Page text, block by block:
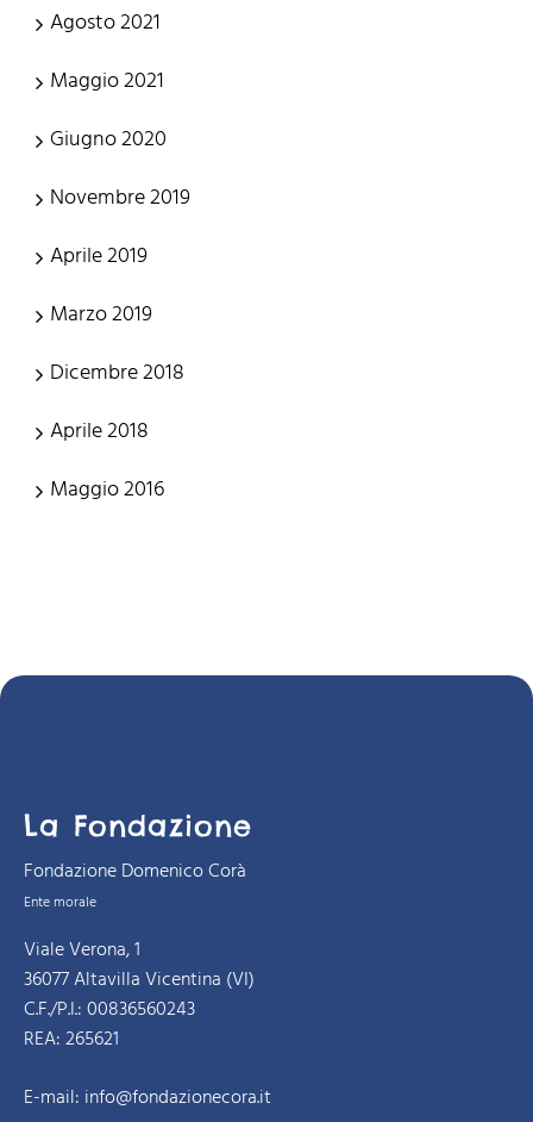
Agosto 2021
Maggio 2021
Giugno 2020
Novembre 2019
Aprile 2019
Marzo 2019
Dicembre 2018
Aprile 2018
Maggio 2016
La Fondazione
Fondazione Domenico Corà
Ente morale
Viale Verona, 1
36077 Altavilla Vicentina (VI)
C.F./P.I.: 00836560243
REA: 265621
E-mail: info@fondazionecora.it